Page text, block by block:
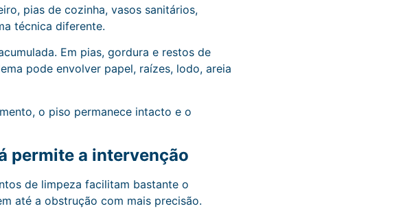
pias de cozinha, vasos sanitários,
técnica diferente.
Em pias, gordura e restos de
pode envolver papel, raízes, lodo, areia
o piso permanece intacto e o
permite a intervenção
de limpeza facilitam bastante o
até a obstrução com mais precisão.